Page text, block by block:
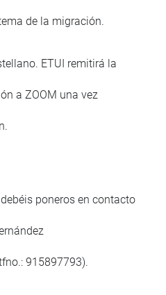
de la migración.
ETUI remitirá la
a ZOOM una vez
poneros en contacto
915897793).